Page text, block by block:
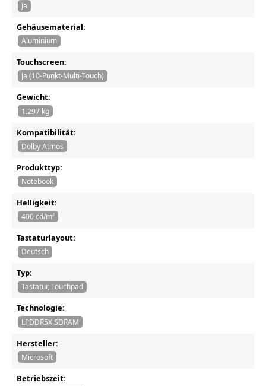
Ja
Gehäusematerial:
Aluminium
Touchscreen:
Ja (10-Punkt-Multi-Touch)
Gewicht:
1.297 kg
Kompatibilität:
Dolby Atmos
Produkttyp:
Notebook
Helligkeit:
400 cd/m²
Tastaturlayout:
Deutsch
Typ:
Tastatur, Touchpad
Technologie:
LPDDR5X SDRAM
Hersteller:
Microsoft
Betriebszeit: